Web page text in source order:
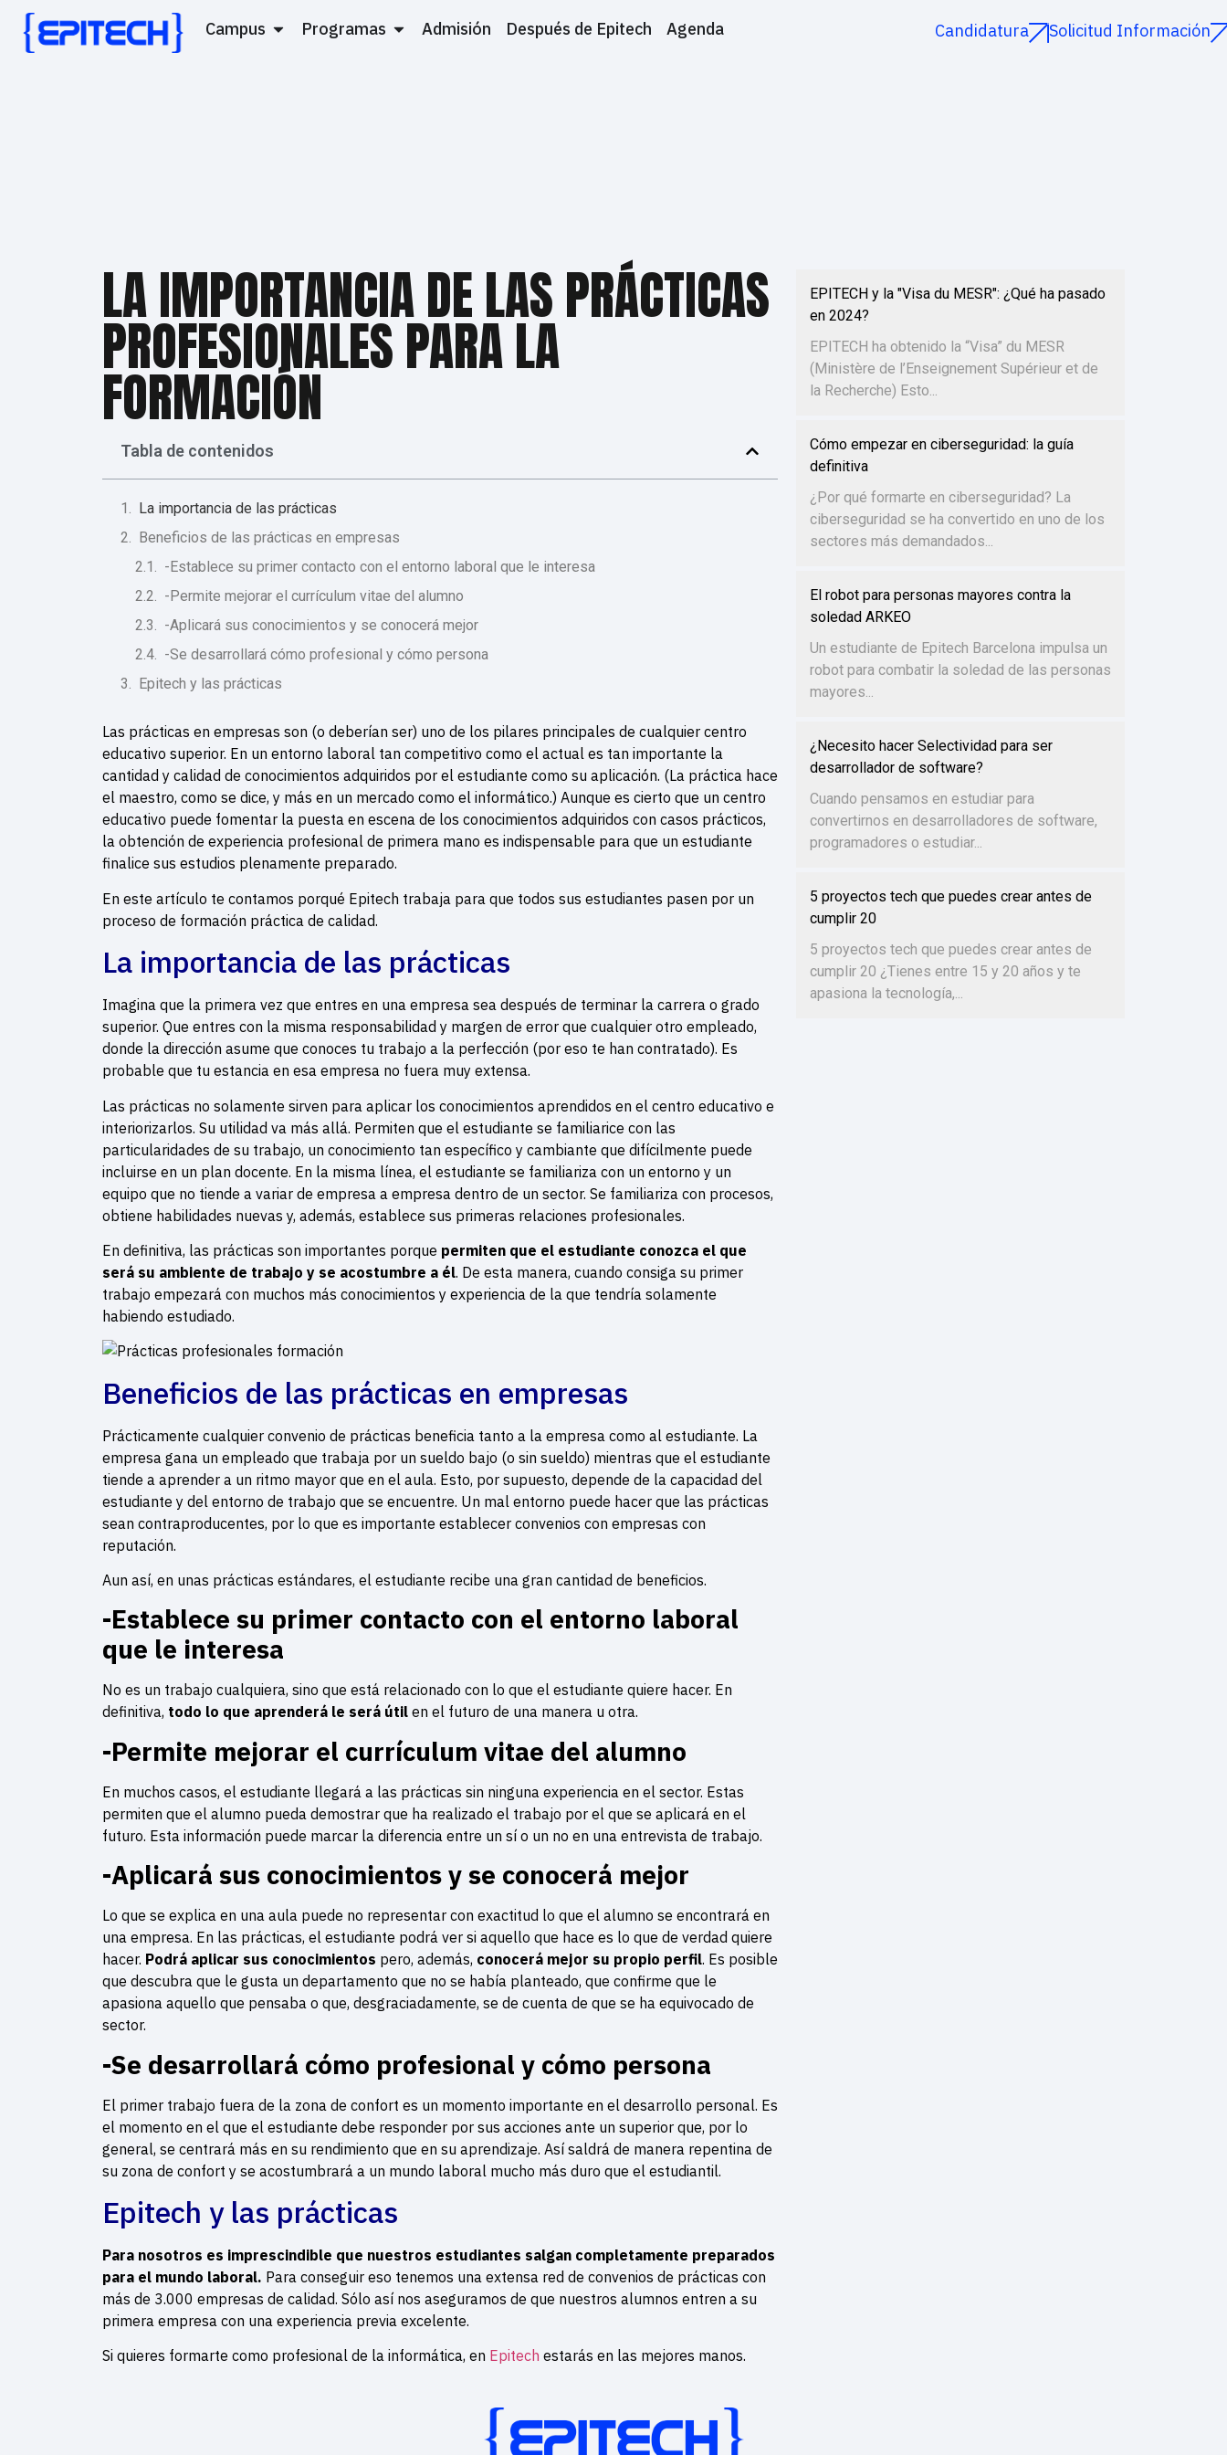
Campus Programas Admisión Después de Epitech Agenda Candidatura Solicitud Información
LA IMPORTANCIA DE LAS PRÁCTICAS
PROFESIONALES PARA LA
FORMACIÓN
Tabla de contenidos
La importancia de las prácticas
Beneficios de las prácticas en empresas
-Establece su primer contacto con el entorno laboral que le interesa
-Permite mejorar el currículum vitae del alumno
-Aplicará sus conocimientos y se conocerá mejor
-Se desarrollará cómo profesional y cómo persona
Epitech y las prácticas
Las prácticas en empresas son (o deberían ser) uno de los pilares principales de cualquier centro
educativo superior. En un entorno laboral tan competitivo como el actual es tan importante la
cantidad y calidad de conocimientos adquiridos por el estudiante como su aplicación. (La práctica hace
el maestro, como se dice, y más en un mercado como el informático.) Aunque es cierto que un centro
educativo puede fomentar la puesta en escena de los conocimientos adquiridos con casos prácticos,
la obtención de experiencia profesional de primera mano es indispensable para que un estudiante
finalice sus estudios plenamente preparado.
En este artículo te contamos porqué Epitech trabaja para que todos sus estudiantes pasen por un
proceso de formación práctica de calidad.
La importancia de las prácticas
Imagina que la primera vez que entres en una empresa sea después de terminar la carrera o grado
superior. Que entres con la misma responsabilidad y margen de error que cualquier otro empleado,
donde la dirección asume que conoces tu trabajo a la perfección (por eso te han contratado). Es
probable que tu estancia en esa empresa no fuera muy extensa.
Las prácticas no solamente sirven para aplicar los conocimientos aprendidos en el centro educativo e
interiorizarlos. Su utilidad va más allá. Permiten que el estudiante se familiarice con las
particularidades de su trabajo, un conocimiento tan específico y cambiante que difícilmente puede
incluirse en un plan docente. En la misma línea, el estudiante se familiariza con un entorno y un
equipo que no tiende a variar de empresa a empresa dentro de un sector. Se familiariza con procesos,
obtiene habilidades nuevas y, además, establece sus primeras relaciones profesionales.
En definitiva, las prácticas son importantes porque permiten que el estudiante conozca el que
será su ambiente de trabajo y se acostumbre a él. De esta manera, cuando consiga su primer
trabajo empezará con muchos más conocimientos y experiencia de la que tendría solamente
habiendo estudiado.
Beneficios de las prácticas en empresas
Prácticamente cualquier convenio de prácticas beneficia tanto a la empresa como al estudiante. La
empresa gana un empleado que trabaja por un sueldo bajo (o sin sueldo) mientras que el estudiante
tiende a aprender a un ritmo mayor que en el aula. Esto, por supuesto, depende de la capacidad del
estudiante y del entorno de trabajo que se encuentre. Un mal entorno puede hacer que las prácticas
sean contraproducentes, por lo que es importante establecer convenios con empresas con
reputación.
Aun así, en unas prácticas estándares, el estudiante recibe una gran cantidad de beneficios.
-Establece su primer contacto con el entorno laboral
que le interesa
No es un trabajo cualquiera, sino que está relacionado con lo que el estudiante quiere hacer. En
definitiva, todo lo que aprenderá le será útil en el futuro de una manera u otra.
-Permite mejorar el currículum vitae del alumno
En muchos casos, el estudiante llegará a las prácticas sin ninguna experiencia en el sector. Estas
permiten que el alumno pueda demostrar que ha realizado el trabajo por el que se aplicará en el
futuro. Esta información puede marcar la diferencia entre un sí o un no en una entrevista de trabajo.
-Aplicará sus conocimientos y se conocerá mejor
Lo que se explica en una aula puede no representar con exactitud lo que el alumno se encontrará en
una empresa. En las prácticas, el estudiante podrá ver si aquello que hace es lo que de verdad quiere
hacer. Podrá aplicar sus conocimientos pero, además, conocerá mejor su propio perfil. Es posible
que descubra que le gusta un departamento que no se había planteado, que confirme que le
apasiona aquello que pensaba o que, desgraciadamente, se de cuenta de que se ha equivocado de
sector.
-Se desarrollará cómo profesional y cómo persona
El primer trabajo fuera de la zona de confort es un momento importante en el desarrollo personal. Es
el momento en el que el estudiante debe responder por sus acciones ante un superior que, por lo
general, se centrará más en su rendimiento que en su aprendizaje. Así saldrá de manera repentina de
su zona de confort y se acostumbrará a un mundo laboral mucho más duro que el estudiantil.
Epitech y las prácticas
Para nosotros es imprescindible que nuestros estudiantes salgan completamente preparados
para el mundo laboral. Para conseguir eso tenemos una extensa red de convenios de prácticas con
más de 3.000 empresas de calidad. Sólo así nos aseguramos de que nuestros alumnos entren a su
primera empresa con una experiencia previa excelente.
Si quieres formarte como profesional de la informática, en Epitech estarás en las mejores manos.
EPITECH y la "Visa du MESR": ¿Qué ha pasado
en 2024?
EPITECH ha obtenido la “Visa” du MESR
(Ministère de l’Enseignement Supérieur et de
la Recherche) Esto...
Cómo empezar en ciberseguridad: la guía
definitiva
¿Por qué formarte en ciberseguridad? La
ciberseguridad se ha convertido en uno de los
sectores más demandados...
El robot para personas mayores contra la
soledad ARKEO
Un estudiante de Epitech Barcelona impulsa un
robot para combatir la soledad de las personas
mayores...
¿Necesito hacer Selectividad para ser
desarrollador de software?
Cuando pensamos en estudiar para
convertirnos en desarrolladores de software,
programadores o estudiar...
5 proyectos tech que puedes crear antes de
cumplir 20
5 proyectos tech que puedes crear antes de
cumplir 20 ¿Tienes entre 15 y 20 años y te
apasiona la tecnología,...